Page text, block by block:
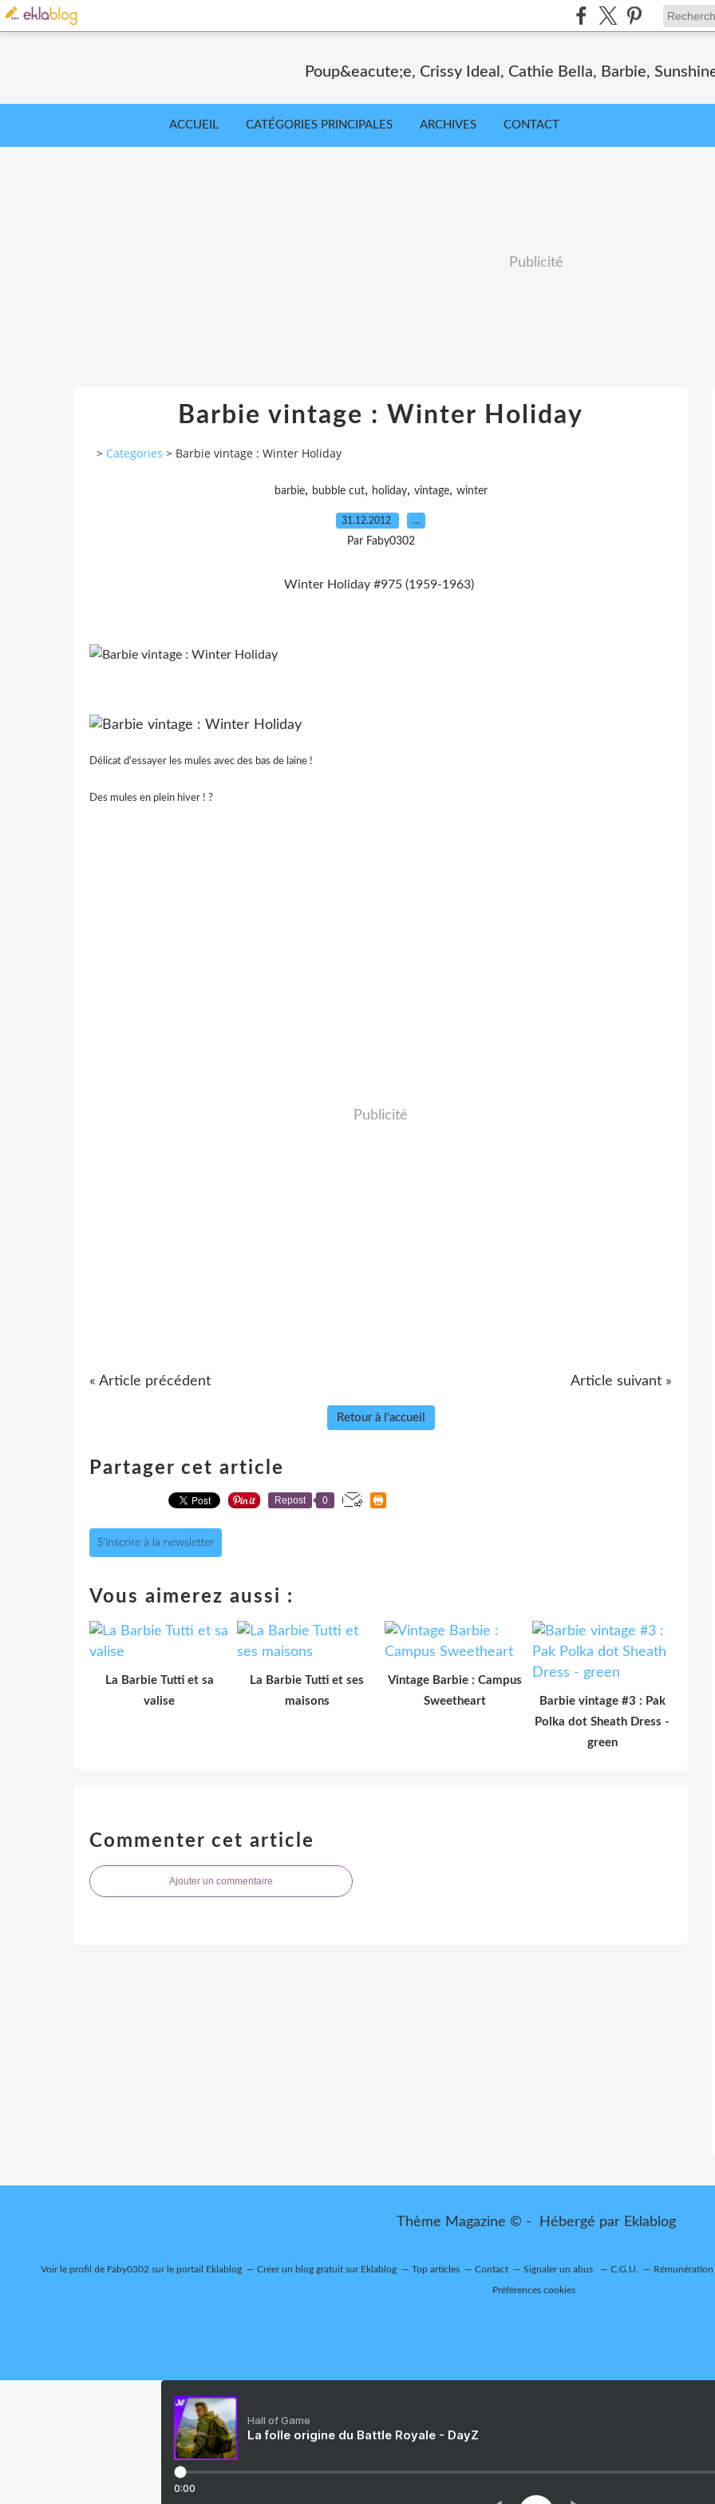
Poup&eacute;e, Crissy Ideal, Cathie Bella, Barbie,
ACCUEIL CATÉGORIES PRINCIPALES ARCHIVES CONTACT
Publicité
Barbie vintage : Winter Holiday
> Categories > Barbie vintage : Winter Holiday
barbie, bubble cut, holiday, vintage, winter
31.12.2012 …
Par Faby0302
Winter Holiday #975 (1959-1963)
Délicat d'essayer les mules avec des bas de laine !
Des mules en plein hiver ! ?
Publicité
« Article précédent Article suivant »
Retour à l'accueil
Partager cet article
Repost 0
S'inscrire à la newsletter
Vous aimerez aussi :
La Barbie Tutti et sa
valise
La Barbie Tutti et ses
maisons
Vintage Barbie : Campus
Sweetheart
Barbie vintage #3 : Pak
Polka dot Sheath Dress -
green
Commenter cet article
Ajouter un commentaire
Thème Magazine © - Hébergé par Eklablog
Voir le profil de Faby0302 sur le portail Eklablog Créer un blog gratuit sur Eklablog Top articles Contact Signaler un abus C.G.U.
Préférences cookies
Hall of Game
La folle origine du Battle Royale - DayZ
0:00